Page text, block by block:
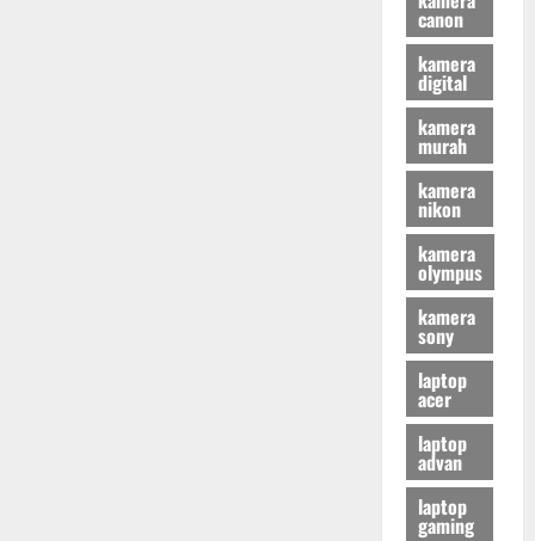
canon
kamera
digital
kamera
murah
kamera
nikon
kamera
olympus
kamera
sony
laptop
acer
laptop
advan
laptop
gaming